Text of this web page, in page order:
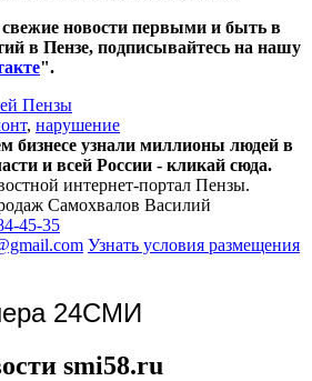
новости первыми и быть в
в Пензе, подписывайтесь на нашу
".
Пензы
, нарушение
бизнесе узнали миллионы людей в
и всей России - кликай сюда.
интернет-портал Пензы.
Самохвалов Василий
45-35
Узнать условия размещения
24СМИ
smi58.ru